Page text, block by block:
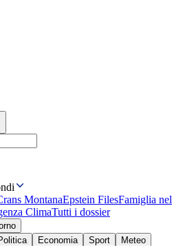
MontanaEpstein FilesFamiglia nel
ClimaTutti i dossier
Economia Sport
Meteo